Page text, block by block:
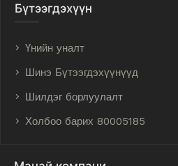
Бүтээгдэхүүн
Үнийн уналт
Шинэ Бүтээгдэхүүнүүд
Шилдэг борлуулалт
Холбоо барих 80005185